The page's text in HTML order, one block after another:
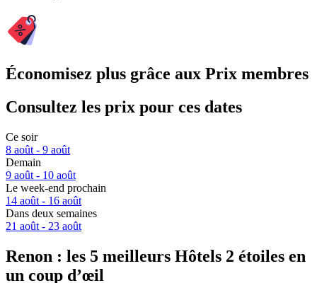
Économisez plus grâce aux Prix membres
Consultez les prix pour ces dates
Ce soir
8 août - 9 août
Demain
9 août - 10 août
Le week-end prochain
14 août - 16 août
Dans deux semaines
21 août - 23 août
Renon : les 5 meilleurs Hôtels 2 étoiles en
un coup d’œil